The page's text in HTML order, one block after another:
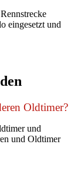
eingesetzt und
Oldtimer?
und
und Oldtimer